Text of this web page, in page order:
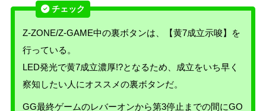
Z-ZONE/Z-GAME中の裏ボタンは、【黄7成立示唆】を
行っている。
LED発光で黄7成立濃厚!?となるため、成立をいち早く
察知したい人にオススメの裏ボタンだ。
GG最終ゲームのレバーオンから第3停止までの間にGO